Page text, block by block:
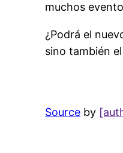
muchos
¿Podrá el
sino también
Source by